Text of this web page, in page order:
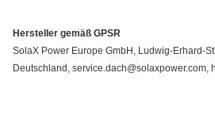
Hersteller gemäß GPSR
SolaX Power Europe GmbH, Ludwig-Erhard-
Deutschland, service.dach@solaxpower.com,